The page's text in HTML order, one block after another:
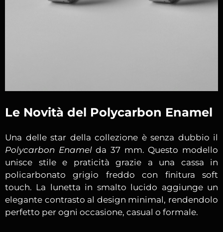
Le Novità del Polycarbon Enamel
Una delle star della collezione è senza dubbio il
Polycarbon Enamelda 37 mm. Questo modello
unisce stile e praticità grazie a una cassa in
policarbonato grigio freddo con finitura soft
touch. La lunetta in smalto lucido aggiunge un
elegante contrasto al design minimal, rendendolo
perfetto per ogni occasione, casual o formale.